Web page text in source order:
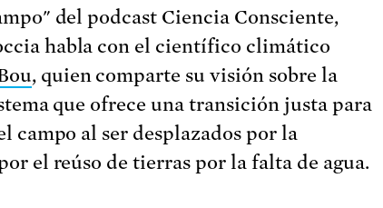
del podcast Ciencia Consciente,
habla con el científico climático
, quien comparte su visión sobre la
que ofrece una transición justa para
campo al ser desplazados por la
el reúso de tierras por la falta de agua.